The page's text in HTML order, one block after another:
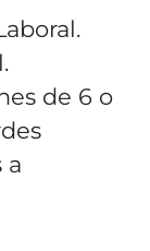
de 6 o
a